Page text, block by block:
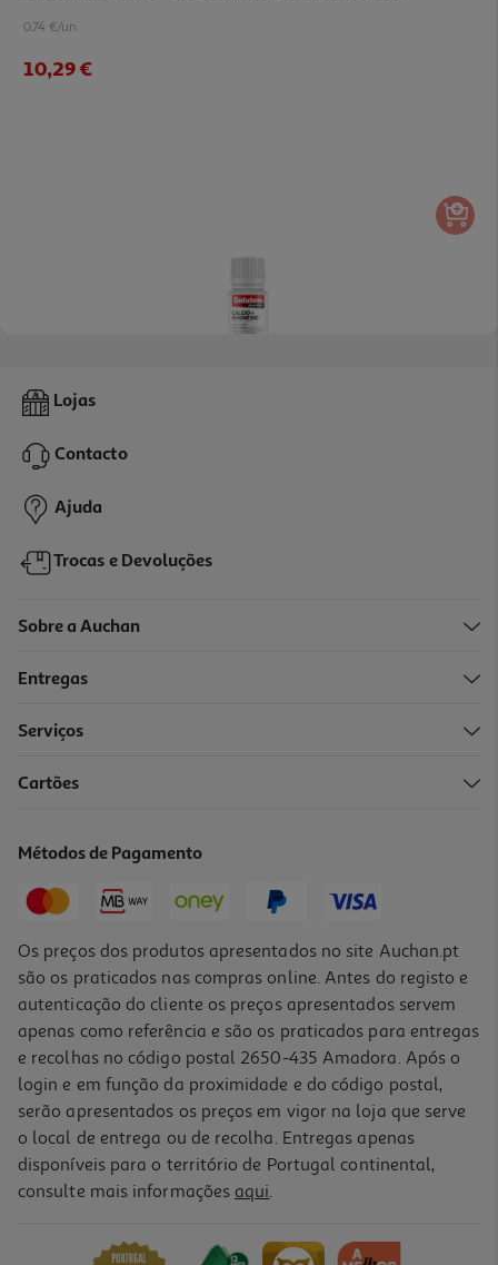
0.74 €/un
10,29 €
Suplemento Salutem Cálcio Magnésio 90 Comp
5,31 €
Colagénio Articulações Forma + Soluvel 160g
Lojas
Contacto
Ajuda
Trocas e Devoluções
Sobre a Auchan
Entregas
Serviços
Cartões
Métodos de Pagamento
Os preços dos produtos apresentados no site Auchan.pt
são os praticados nas compras online. Antes do registo e
autenticação do cliente os preços apresentados servem
apenas como referência e são os praticados para entregas
e recolhas no código postal 2650-435 Amadora. Após o
login e em função da proximidade e do código postal,
serão apresentados os preços em vigor na loja que serve
o local de entrega ou de recolha. Entregas apenas
disponíveis para o território de Portugal continental,
consulte mais informações aqui.